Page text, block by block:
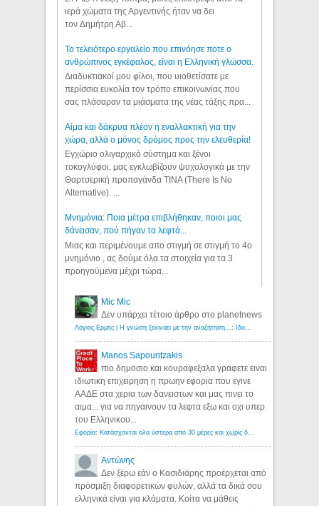
ιερά χώματα της Αργεντινής ήταν να δει
τον Δημήτρη Αβ...
Το τελειότερο εργαλείο που επινόησε ποτε ο
ανθρώπινος εγκέφαλος, είναι η Ελληνική γλώσσα.
Διαδυκτιακοί μου φίλοι, που υιοθετίσατε με
περίσσια ευκολία τον τρόπο επικοινωνίας που
σας πλάσαραν τα μιάσματα της νέας τάξης πρα...
Αίμα και δάκρυα πλέον η εναλλακτική για την
χώρα, αλλά ο μόνος δρόμος προς την ελευθερία!
Εγχώριο ολιγαρχικό σύστημα και ξένοι
τοκογλύφοι, μας εγκλωβίζουν ψυχολογικά με την
Θαρτσερική προπαγάνδα TINA (There Is No
Alternative). ...
Μνημόνια: Ποια μέτρα επιβλήθηκαν, ποιοι μας
δάνεισαν, πού πήγαν τα λεφτά...
Μιας και περιμένουμε απο στιγμή σε στιγμή το 4ο
μνημόνιο , ας δούμε όλα τα στοιχεία για τα 3
προηγούμενα μέχρι τώρα...
Mic Mic
Δεν υπάρχει τέτοιο άρθρο στο planetnews
Λόγιος Ερμής | Η γνώση ξεκινάει με την αναζήτηση...: Ιδού οι 18 που χρωστούν 11 δις ευρώ!
Manos Sapountzakis
πιο δημοσιο και κουραφεξαλα γραφετε ειναι
ιδιωτικη επιχειρηση η πρωην εφορια που εγινε
ΑΑΔΕ στα χερια των δανειστων και μας πινει το
αιμα... για να πηγαινουν τα λεφτα εξω και οχι υπερ
του Ελληνικου...
Εφορία: Κατάσχονται όλα ύστερα από 30 μέρες και χωρίς δικαστικές αποφάσεις - Λόγιος Ερμής
Αντώνης
Δεν ξέρω εάν ο Κασιδιάρης προέρχεται από
πρόσμιξη διαφορετικών φυλών, αλλά τα δικά σου
ελληνικά είναι για κλάματα. Κοίτα να μάθεις